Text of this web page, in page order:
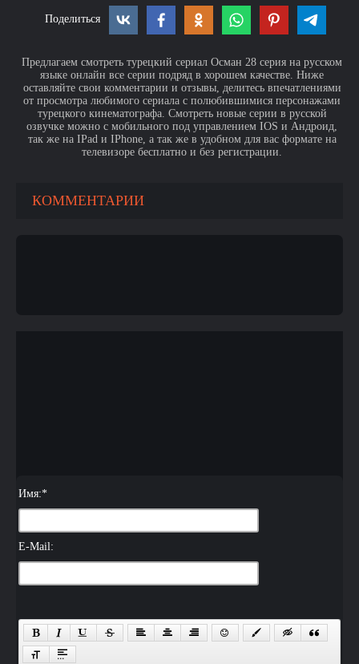
Поделиться
Предлагаем смотреть турецкий сериал Осман 28 серия на русском
языке онлайн все серии подряд в хорошем качестве. Ниже
оставляйте свои комментарии и отзывы, делитесь впечатлениями
от просмотра любимого сериала с полюбившимися персонажами
турецкого кинематографа. Смотреть новые серии в русской
озвучке можно с мобильного под управлением IOS и Андроид,
так же на IPad и IPhone, а так же в удобном для вас формате на
телевизоре бесплатно и без регистрации.
КОММЕНТАРИИ
Имя:*
E-Mail: